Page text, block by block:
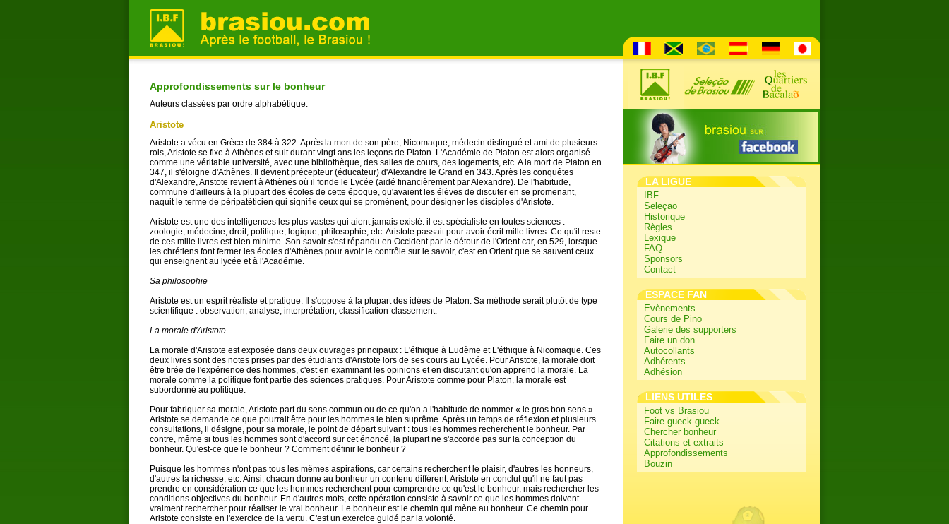
Approfondissements sur le bonheur
Auteurs classées par ordre alphabétique.
Aristote
Aristote a vécu en Grèce de 384 à 322. Après la mort de son père, Nicomaque, médecin distingué et ami de plusieurs
rois, Aristote se fixe à Athènes et suit durant vingt ans les leçons de Platon. L'Académie de Platon est alors organisé
comme une véritable université, avec une bibliothèque, des salles de cours, des logements, etc. A la mort de Platon en
347, il s'éloigne d'Athènes. Il devient précepteur (éducateur) d'Alexandre le Grand en 343. Après les conquêtes
d'Alexandre, Aristote revient à Athènes où il fonde le Lycée (aidé financièrement par Alexandre). De l'habitude,
commune d'ailleurs à la plupart des écoles de cette époque, qu'avaient les élèves de discuter en se promenant,
naquit le terme de péripatéticien qui signifie ceux qui se promènent, pour désigner les disciples d'Aristote.
Aristote est une des intelligences les plus vastes qui aient jamais existé: il est spécialiste en toutes sciences :
zoologie, médecine, droit, politique, logique, philosophie, etc. Aristote passait pour avoir écrit mille livres. Ce qu'il reste
de ces mille livres est bien minime. Son savoir s'est répandu en Occident par le détour de l'Orient car, en 529, lorsque
les chrétiens font fermer les écoles d'Athènes pour avoir le contrôle sur le savoir, c'est en Orient que se sauvent ceux
qui enseignent au lycée et à l'Académie.
Sa philosophie
Aristote est un esprit réaliste et pratique. Il s'oppose à la plupart des idées de Platon. Sa méthode serait plutôt de type
scientifique : observation, analyse, interprétation, classification-classement.
La morale d'Aristote
La morale d'Aristote est exposée dans deux ouvrages principaux : L'éthique à Eudème et L'éthique à Nicomaque. Ces
deux livres sont des notes prises par des étudiants d'Aristote lors de ses cours au Lycée. Pour Aristote, la morale doit
être tirée de l'expérience des hommes, c'est en examinant les opinions et en discutant qu'on apprend la morale. La
morale comme la politique font partie des sciences pratiques. Pour Aristote comme pour Platon, la morale est
subordonné au politique.
Pour fabriquer sa morale, Aristote part du sens commun ou de ce qu'on a l'habitude de nommer « le gros bon sens ».
Aristote se demande ce que pourrait être pour les hommes le bien suprême. Après un temps de réflexion et plusieurs
consultations, il désigne, pour sa morale, le point de départ suivant : tous les hommes recherchent le bonheur. Par
contre, même si tous les hommes sont d'accord sur cet énoncé, la plupart ne s'accorde pas sur la conception du
bonheur. Qu'est-ce que le bonheur ? Comment définir le bonheur ?
Puisque les hommes n'ont pas tous les mêmes aspirations, car certains recherchent le plaisir, d'autres les honneurs,
d'autres la richesse, etc. Ainsi, chacun donne au bonheur un contenu différent. Aristote en conclut qu'il ne faut pas
prendre en considération ce que les hommes recherchent pour comprendre ce qu'est le bonheur, mais rechercher les
conditions objectives du bonheur. En d'autres mots, cette opération consiste à savoir ce que les hommes doivent
vraiment rechercher pour réaliser le vrai bonheur. Le bonheur est le chemin qui mène au bonheur. Ce chemin pour
Aristote consiste en l'exercice de la vertu. C'est un exercice guidé par la volonté.
LA LIGUE
IBF
Seleçao
Historique
Règles
Lexique
FAQ
Sponsors
Contact
ESPACE FAN
Evènements
Cours de Pino
Galerie des supporters
Faire un don
Autocollants
Adhérents
Adhésion
LIENS UTILES
Foot vs Brasiou
Faire gueck-gueck
Chercher bonheur
Citations et extraits
Approfondissements
Bouzin